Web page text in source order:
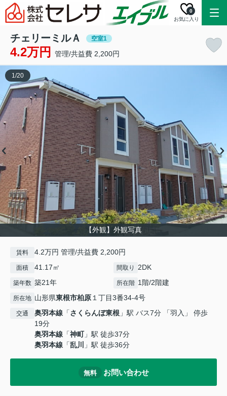
お気に入り
0
チェリーミルＡ 空室1
4.2万円 管理/共益費 2,200円
【外観】外観写真
1/20
賃料 4.2万円 管理/共益費 2,200円
面積 41.17㎡ 間取り 2DK
築年数 築21年 所在階 1階/2階建
所在地 山形県東根市柏原１丁目3番34-4号
交通 奥羽本線 「さくらんぼ東根 」駅 バス7分 「羽入」 停歩
19分
奥羽本線 「神町」駅 徒歩37分
奥羽本線 「乱川 」駅 徒歩36分
無料 お問い合わせ